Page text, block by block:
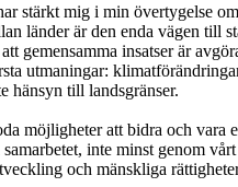
stärkt mig i min övertygelse
länder är den enda vägen till
gemensamma insatser är
utmaningar:
hänsyn till landsgränser.
möjligheter att bidra och vara
inte minst genom
och mänskliga